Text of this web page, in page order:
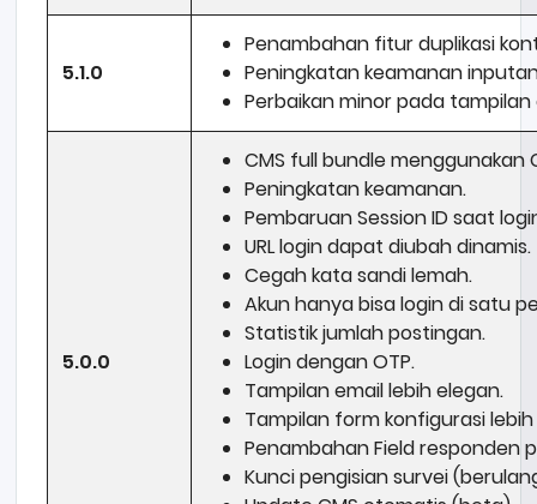
5.1.0
Penambahan fitur duplikasi
Peningkatan keamanan
Perbaikan minor pada
5.0.0
CMS full bundle menggunakan
Peningkatan keamanan.
Pembaruan Session ID saat
URL login dapat diubah dinamis.
Cegah kata sandi lemah.
Akun hanya bisa login di satu
Statistik jumlah postingan.
Login dengan OTP.
Tampilan email lebih elegan.
Tampilan form konfigurasi
Penambahan Field responden
Kunci pengisian survei